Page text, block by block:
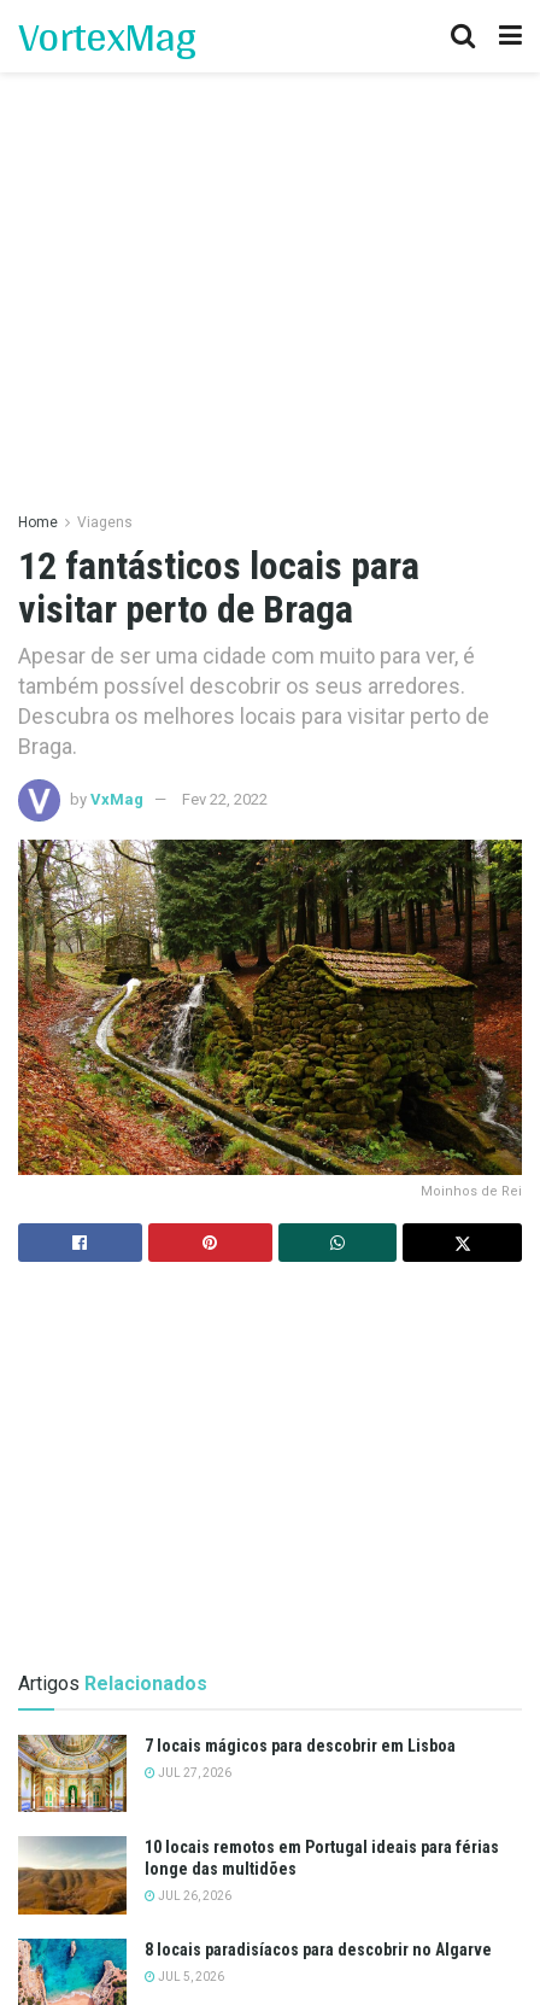
VortexMag
Home Viagens
12 fantásticos locais para
visitar perto de Braga
Apesar de ser uma cidade com muito para ver, é
também possível descobrir os seus arredores.
Descubra os melhores locais para visitar perto de
Braga.
by VxMag Fev 22, 2022
Moinhos de Rei
Artigos Relacionados
7 locais mágicos para descobrir em Lisboa
JUL 27, 2026
10 locais remotos em Portugal ideais para férias
longe das multidões
JUL 26, 2026
8 locais paradisíacos para descobrir no Algarve
JUL 5, 2026